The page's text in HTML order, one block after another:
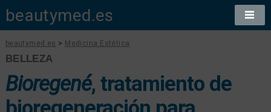
beautymed.es
beautymed.es > Medicina Estética
BELLEZA
Bioregené, tratamiento de